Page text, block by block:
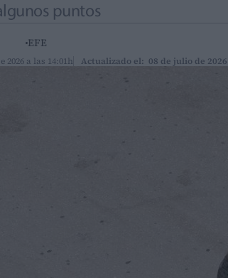
puntos
EFE
2026 a las 14:01h Actualizado el: 08 de julio de 2026